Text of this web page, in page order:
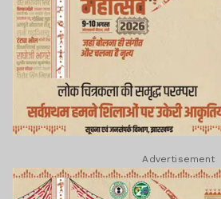
Advertisement